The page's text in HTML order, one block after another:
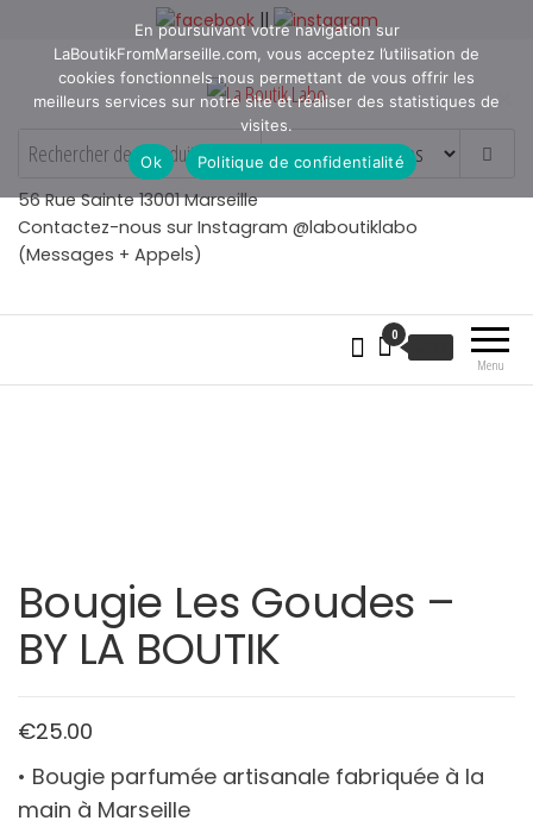
||
La Boutik Labo
La boutique de denicheur
de talents à Marseille en
Provence
56 Rue Sainte 13001 Marseille
Contactez-nous sur Instagram @laboutiklabo
(Messages + Appels)
Menu
0
Bougie Les Goudes –
BY LA BOUTIK
€25.00
• Bougie parfumée artisanale fabriquée à la
main à Marseille
En poursuivant votre navigation sur
LaBoutikFromMarseille.com, vous acceptez l’utilisation de
cookies fonctionnels nous permettant de vous offrir les
meilleurs services sur notre site et réaliser des statistiques de
visites.
Ok
Politique de confidentialité